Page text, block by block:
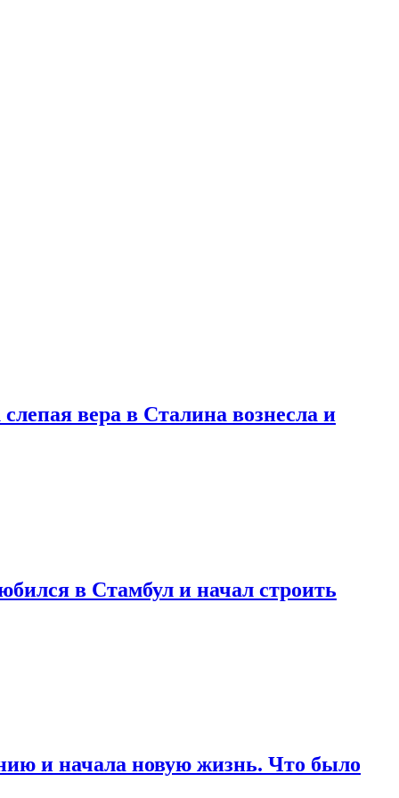
вера в Сталина вознесла и
в Стамбул и начал строить
и начала новую жизнь. Что было